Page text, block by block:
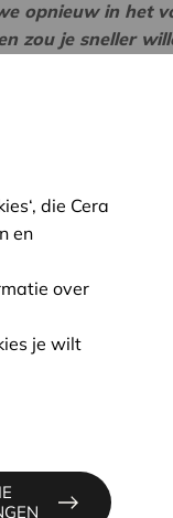
opnieuw in het
zou je sneller
is vaak een
dat je
er minder
maken.
van een
onze
En zeker
in interactie met
van andere
en dinsdag 26
EUR - 180 EUR
die Cera
en
over
je wilt